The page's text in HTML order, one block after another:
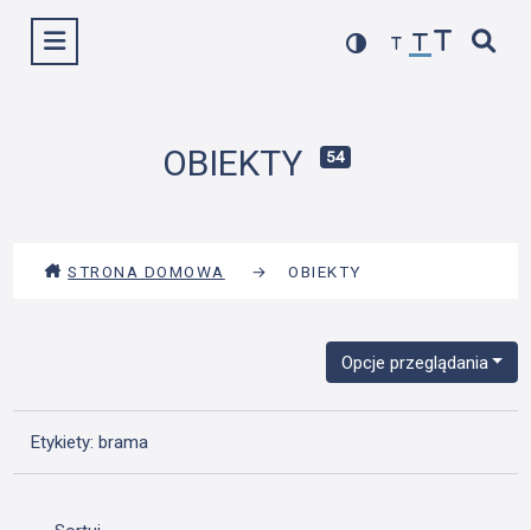
Wyświetl menu
OBIEKTY 54
STRONA DOMOWA → OBIEKTY
Opcje przeglądania
Etykiety: brama